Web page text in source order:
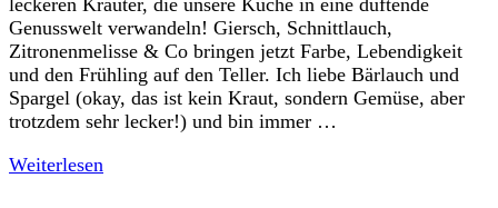
Genusswelt verwandeln! Giersch, Schnittlauch,
Zitronenmelisse & Co bringen jetzt Farbe, Lebendigkeit
und den Frühling auf den Teller. Ich liebe Bärlauch und
Spargel (okay, das ist kein Kraut, sondern Gemüse, aber
trotzdem sehr lecker!) und bin immer …
Weiterlesen